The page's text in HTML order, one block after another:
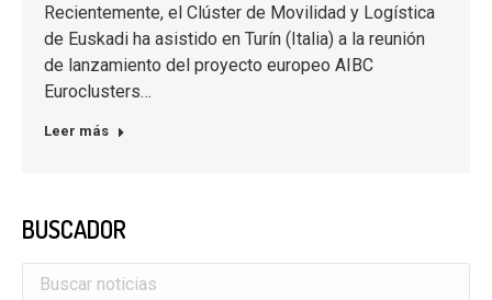
Recientemente, el Clúster de Movilidad y Logística
de Euskadi ha asistido en Turín (Italia) a la reunión
de lanzamiento del proyecto europeo AIBC
Euroclusters…
Leer más
BUSCADOR